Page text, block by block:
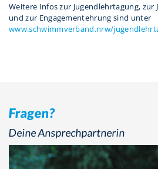
Weitere Infos zur Jugendlehrtagung, zur
und zur Engagementehrung sind unter
www.schwimmverband.nrw/
Fragen?
Deine Ansprechpartnerin